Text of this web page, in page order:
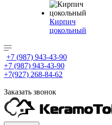
Кирпич
цокольный
+7 (987) 943-43-90
+7 (987) 943-43-90
+7(927) 268-84-62
Заказать звонок